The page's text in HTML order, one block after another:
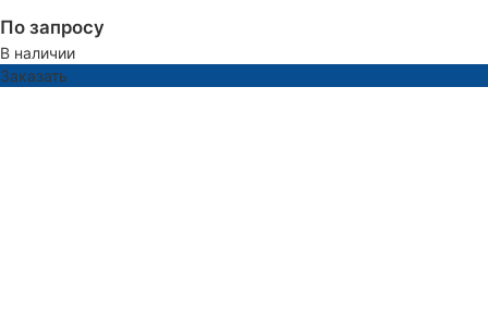
По запросу
В наличии
Заказать